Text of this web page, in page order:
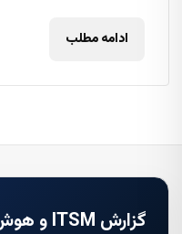
ادامه مطلب
گزارش ITSM و هوش مصنوعی